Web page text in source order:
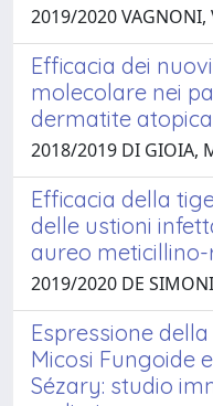
2019/2020 VAGNONI,
Efficacia dei
molecolare nei
dermatite
2018/2019 DI GIOIA,
Efficacia della
delle ustioni
aureo
2019/2020 DE
Espressione
Micosi Fungoide
Sézary: studio